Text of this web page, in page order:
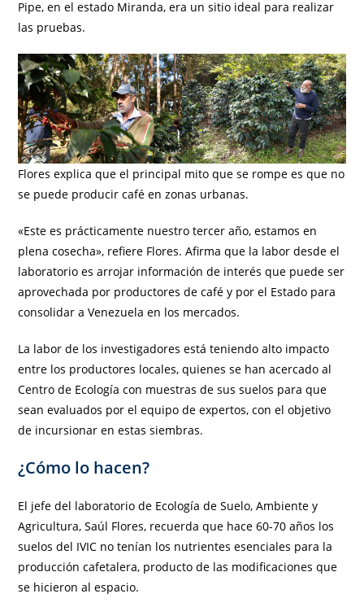
Pipe, en el estado Miranda, era un sitio ideal para realizar
las pruebas.
Flores explica que el principal mito que se rompe es que no
se puede producir café en zonas urbanas.
«Este es prácticamente nuestro tercer año, estamos en
plena cosecha», refiere Flores. Afirma que la labor desde el
laboratorio es arrojar información de interés que puede ser
aprovechada por productores de café y por el Estado para
consolidar a Venezuela en los mercados.
La labor de los investigadores está teniendo alto impacto
entre los productores locales, quienes se han acercado al
Centro de Ecología con muestras de sus suelos para que
sean evaluados por el equipo de expertos, con el objetivo
de incursionar en estas siembras.
¿Cómo lo hacen?
El jefe del laboratorio de Ecología de Suelo, Ambiente y
Agricultura, Saúl Flores, recuerda que hace 60-70 años los
suelos del IVIC no tenían los nutrientes esenciales para la
producción cafetalera, producto de las modificaciones que
se hicieron al espacio.